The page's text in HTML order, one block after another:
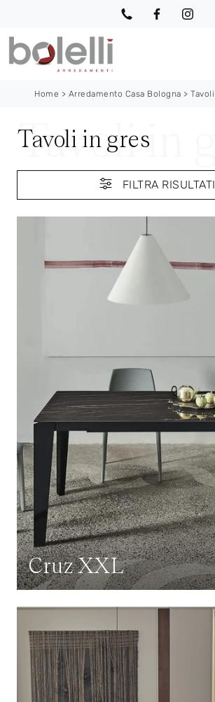
Home > Arredamento Casa Bologna >Tavoli
Tavoli in gres
FILTRA RISULTATI
Cruz XXL